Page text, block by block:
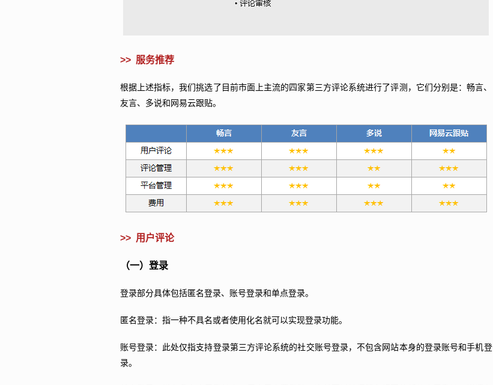
>> 服务推荐
根据上述指标，我们挑选了目前市面上主流的四家第三方评论系统进行了评测，它们分别是：畅言、
友言、多说和网易云跟贴。
>> 用户评论
（一）登录
登录部分具体包括匿名登录、账号登录和单点登录。
匿名登录：指一种不具名或者使用化名就可以实现登录功能。
账号登录：此处仅指支持登录第三方评论系统的社交账号登录，不包含网站本身的登录账号和手机登
录。